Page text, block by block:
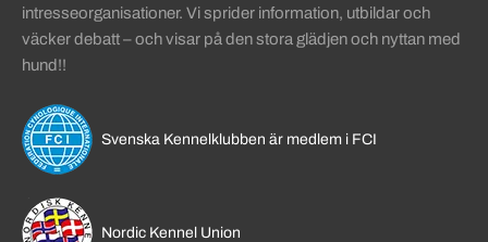
intresseorganisationer. Vi sprider information, utbildar och
väcker debatt – och visar på den stora glädjen och nyttan med
hund!!
Svenska Kennelklubben är medlem i FCI
Nordic Kennel Union